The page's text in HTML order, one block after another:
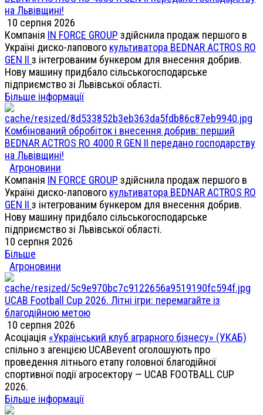
на Львівщині!
10 серпня 2026
Компанія IN FORCE GROUP здійснила продаж першого в
Україні диско-лапового культиватора BEDNAR ACTROS RO
GEN II з інтегрованим бункером для внесення добрив.
Нову машину придбало сільськогосподарське
підприємство зі Львівської області.
Більше інформації
Комбінований обробіток і внесення добрив: перший
BEDNAR ACTROS RO 4000 R GEN II передано господарству
на Львівщині!
Агроновини
Компанія IN FORCE GROUP здійснила продаж першого в
Україні диско-лапового культиватора BEDNAR ACTROS RO
GEN II з інтегрованим бункером для внесення добрив.
Нову машину придбало сільськогосподарське
підприємство зі Львівської області.
10 серпня 2026
Більше
Агроновини
UCAB Football Cup 2026. Літні ігри: перемагайте із
благодійною метою
10 серпня 2026
Асоціація «Український клуб аграрного бізнесу» (УКАБ)
спільно з агенцією UCABevent оголошують про
проведення літнього етапу головної благодійної
спортивної події агросектору — UCAB FOOTBALL CUP
2026.
Більше інформації